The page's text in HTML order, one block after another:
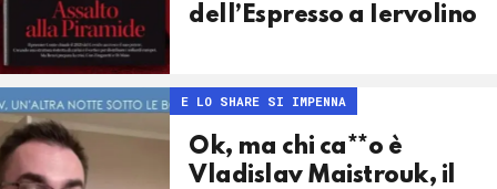
dell’Espresso a Iervolino
E LO SHARE SI IMPENNA
Ok, ma chi ca**o è
Vladislav Maistrouk, il